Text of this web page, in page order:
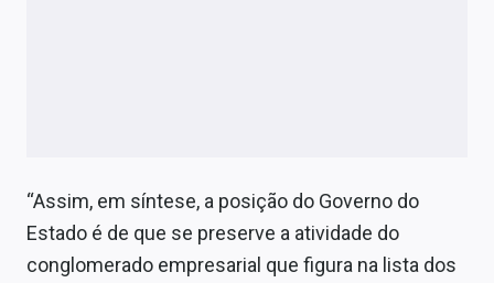
“Assim, em síntese, a posição do Governo do
Estado é de que se preserve a atividade do
conglomerado empresarial que figura na lista dos